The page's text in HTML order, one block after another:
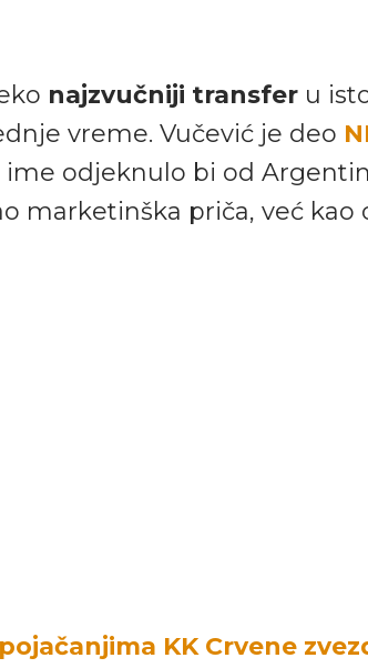
najzvučniji transfer u
vreme. Vučević je deo
ime odjeknulo bi od
marketinška priča, već kao
KK Crvene